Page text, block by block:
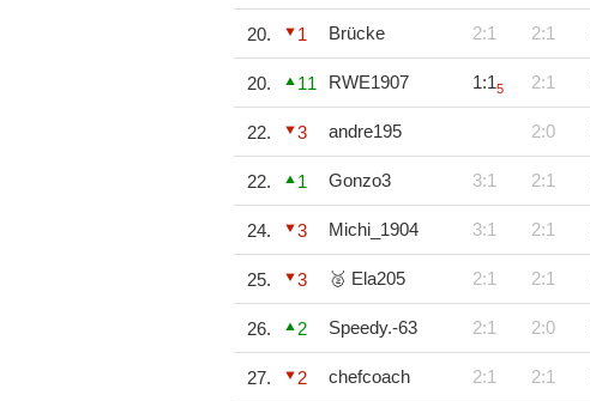
20. 1 Brücke 2:1 2:1
20. 11 RWE1907 1:15 2:1
22. 3 andre195 2:0
22. 1 Gonzo3 3:1 2:1
24. 3 Michi_1904 3:1 2:1
25. 3 🥈 Ela205 2:1 2:1
26. 2 Speedy.-63 2:1 2:0
27. 2 chefcoach 2:1 2:1